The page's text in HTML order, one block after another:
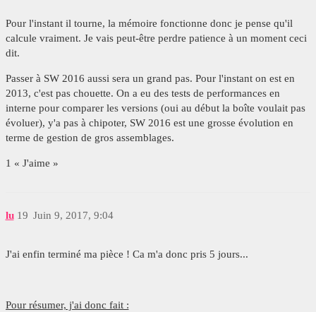
Pour l'instant il tourne, la mémoire fonctionne donc je pense qu'il
calcule vraiment. Je vais peut-être perdre patience à un moment ceci
dit.
Passer à SW 2016 aussi sera un grand pas. Pour l'instant on est en
2013, c'est pas chouette. On a eu des tests de performances en
interne pour comparer les versions (oui au début la boîte voulait pas
évoluer), y'a pas à chipoter, SW 2016 est une grosse évolution en
terme de gestion de gros assemblages.
1 « J'aime »
lu Juin 9, 2017, 9:04
19
J'ai enfin terminé ma pièce ! Ca m'a donc pris 5 jours...
Pour résumer, j'ai donc fait :